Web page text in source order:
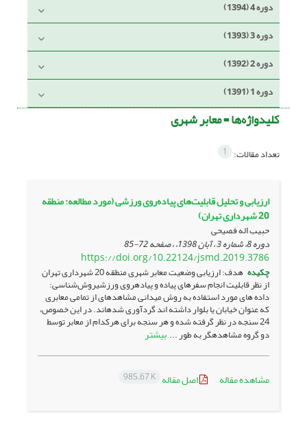
دوره 4 (1394)
دوره 3 (1393)
دوره 2 (1392)
دوره 1 (1391)
کلیدواژه‌ها =معابر شهری
تعداد مقالات: 1
ارزیابی و تحلیل قابلیت‌های پیاده‌روی ورزشی (مورد مطالعه: منطقه
20 شهرداری تهران)
حبیب اله فصیحی
دوره 8، شماره 3 ، آبان 1398، ، صفحه 72-85
https://doi.org/10.22124/jsmd.2019.3786
چکیده هدف: ارزیابی وضعیت معابر شهری منطقه 20 شهرداری تهران
از نظر قابلیت­ انجام سفرهای پیاده و پیاده­روی ورزشیروش‌شناسی:
داده های مورد استفاده به روش میدانی مشاهده­ای از تمامی معابری
که عنوان خیابان یا بلوار داشته اند گردآوری شده­اند. در این خصوص،
24 سنجه در نظر گرفته شده و هر سنجه برای هرکدام از معابر توسط
دو گروه مشاهده­گر به طور ... بیشتر
مشاهده مقاله اصل مقاله 985.67 K